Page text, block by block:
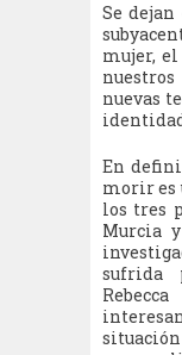
Se
mujer,
nuevas
En
morir es
los tres
Murcia
sufrida